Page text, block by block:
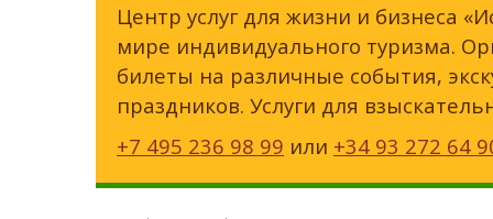
Центр услуг для жизни и бизнеса
мире индивидуального туризма.
билеты на различные события,
праздников. Услуги для
+7 495 236 98 99 или +34 93 272 64